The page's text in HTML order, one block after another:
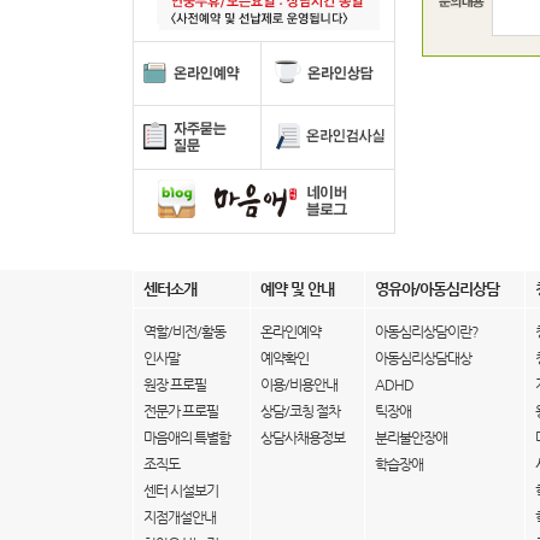
센터소개 예약 및 안내 영유아/아동심리상담
역할/비전/활동
인사말
원장 프로필
전문가 프로필
마음애의 특별함
조직도
센터 시설보기
지점개설안내
온라인예약
예약확인
이용/비용안내
상담/코칭 절차
상담사채용정보
아동심리상담이란?
아동심리상담대상
ADHD
틱장애
분리불안장애
학습장애